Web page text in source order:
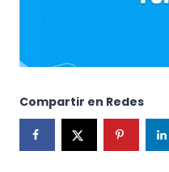
Compartir en Redes